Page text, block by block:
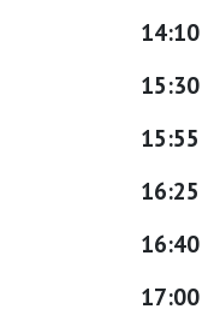
14:10
15:30
15:55
16:25
16:40
17:00